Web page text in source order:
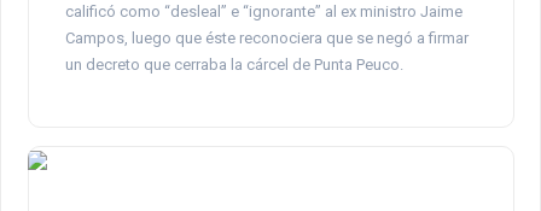
calificó como “desleal” e “ignorante” al ex ministro Jaime
Campos, luego que éste reconociera que se negó a firmar
un decreto que cerraba la cárcel de Punta Peuco.